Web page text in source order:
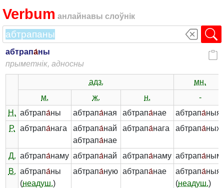
Verbum анлайнавы слоўнік
абтрапа́ны
прыметнік, адносны
адз.
мн.
м.
ж. н.
-
Н. абтрапа́ны абтрапа́ная абтрапа́нае абтрапа́ныя
Р.
абтрапа́нага абтрапа́най
абтрапа́нае
абтрапа́нага абтрапа́ных
Д. абтрапа́наму абтрапа́най абтрапа́наму абтрапа́ным
В. абтрапа́ны
(неадуш.)
абтрапа́ную абтрапа́нае абтрапа́ныя
(неадуш.)